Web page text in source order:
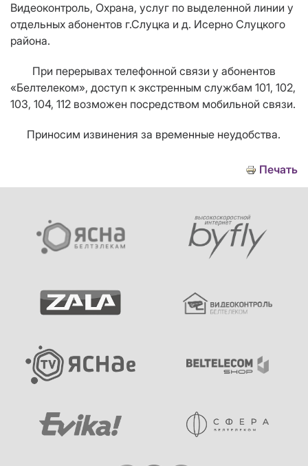
Видеоконтроль, Охрана, услуг по выделенной линии у
отдельных абонентов г.Слуцка и д. Исерно Слуцкого
района.
При перерывах телефонной связи у абонентов
«Белтелеком», доступ к экстренным службам 101, 102,
103, 104, 112 возможен посредством мобильной связи.
Приносим извинения за временные неудобства.
Печать